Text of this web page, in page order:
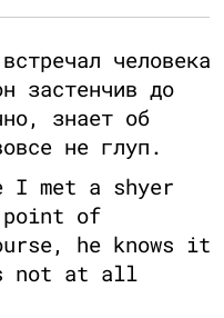
человека
застенчив до
знает об
не глуп.
I met a shyer
point of
he knows it
not at all